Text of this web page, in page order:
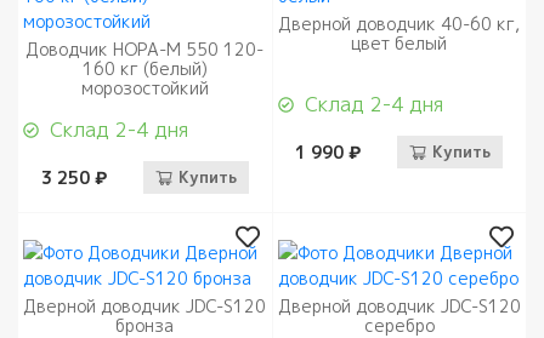
Доводчик НОРА-М 550 120-
160 кг (белый)
морозостойкий
Склад 2-4 дня
3 250 ₽ Купить
Дверной доводчик 40-60 кг,
цвет белый
Склад 2-4 дня
1 990 ₽ Купить
Дверной доводчик JDC-S120
бронза
Дверной доводчик JDC-S120
серебро